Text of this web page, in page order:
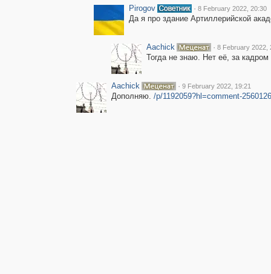
Pirogov
· 8 February 2022, 20:30
Да я про здание Артиллерийской
Aachick · 8 February 2022,
Тогда не знаю. Нет её, за
Aachick · 9 February 2022, 19:21
Дополняю. /p/1192059?hl=comment-2560126